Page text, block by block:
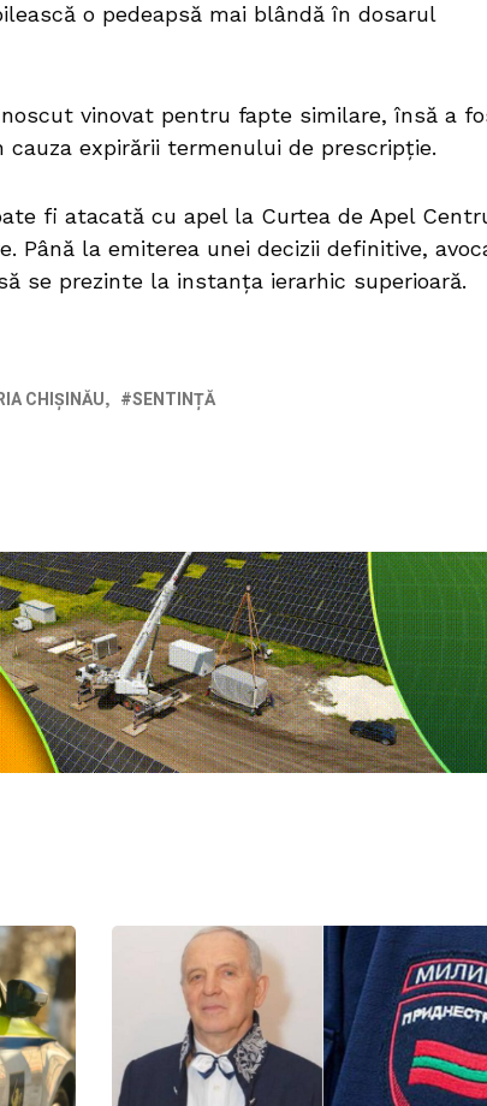
o pedeapsă mai blândă în dosarul
vinovat pentru fapte similare, însă a
expirării termenului de prescripție.
fi atacată cu apel la Curtea de Apel
Până la emiterea unei decizii definitive,
se prezinte la instanța ierarhic superioară.
CHIȘINĂU SENTINȚĂ